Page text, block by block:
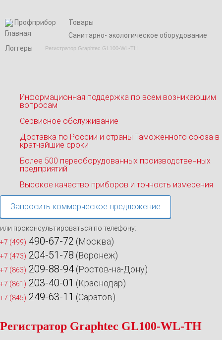
Профприбор
Товары
Cанитарно- экологическое оборудование
Логгеры
Регистратор Graphtec GL100-WL-TH
Информационная поддержка по всем возникающим
вопросам
Сервисное обслуживание
Доставка по России и страны Таможенного союза в
кратчайшие сроки
Более 500 переоборудованных производственных
предприятий
Высокое качество приборов и точность измерения
Запросить коммерческое предложение
или проконсультироваться по телефону:
+7 (499) 490-67-72 (Москва)
+7 (473) 204-51-78 (Воронеж)
+7 (863) 209-88-94 (Ростов-на-Дону)
+7 (861) 203-40-01 (Краснодар)
+7 (845) 249-63-11 (Саратов)
Регистратор Graphtec GL100-WL-TH